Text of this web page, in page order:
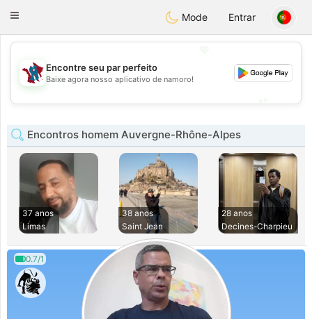
Taimerais
Toggle
Mode Entrar
💖
💕
Encontre seu par perfeito
Baixe agora nosso aplicativo de namoro!
Encontros homem Auvergne-Rhône-Alpes
37 anos
Limas
38 anos
Saint Jean
28 anos
Decines-Charpieu
0.7/1